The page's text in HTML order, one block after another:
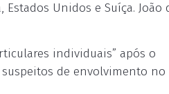
Unidos e Suíça. João
individuais” após o
de envolvimento no